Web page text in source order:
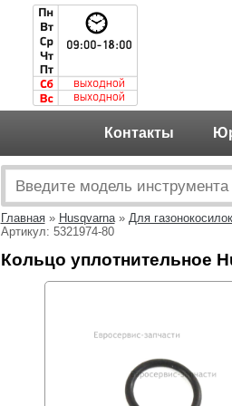
Контакты
Главная» Husqvarna» Для газонокосилок
Артикул: 5321974-80
Кольцо уплотнительное